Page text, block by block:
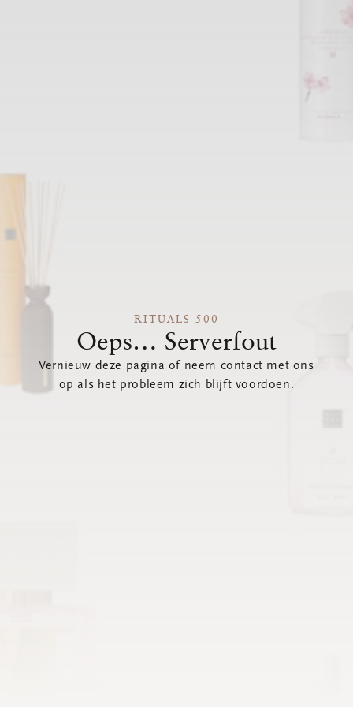
RITUALS 500
Oeps… Serverfout
Vernieuw deze pagina of neem contact met ons
op als het probleem zich blijft voordoen.